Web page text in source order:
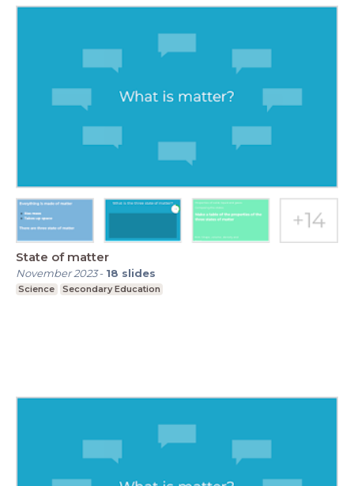
State of matter
November 2023- 18 slides
Science Secondary Education